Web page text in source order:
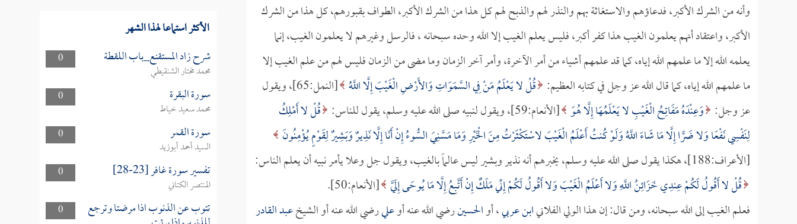
وأنه من الشرك الأكبر، فدعاؤهم والاستغاثة بهم والنذر لهم والذبح لهم كل هذا من الشرك الأكبر، الطواف بقبورهم، كل هذا من الشرك
الأكبر، واعتقاد أنهم يعلمون الغيب هذا كفر أكبر، فليس يعلم الغيب إلا الله وحده سبحانه ، فالرسل وغيرهم لا يعلمون الغيب، إنما
يعلمه الله إلا ما علمهم الله إياه، كما قد علمهم أشياء من أمر الآخرة، وأمر آخر الزمان وما مضى من الزمان فليس لهم من علم الغيب إلا
ما علمهم الله إياه، كما قال الله عز وجل في كتابه العظيم: قُلْ لا يَعْلَمُ مَنْ فِي السَّمَوَاتِ وَالأَرْضِ الْغَيْبَ إِلَّا اللَّهُ
[النمل:65]، ويقول
عز وجل: وَعِنْدَهُ مَفَاتِحُ الْغَيْبِ لا يَعْلَمُهَا إِلَّا هُوَ [الأنعام:59]، ويقول لنبيه صلى الله عليه وسلم، يقول للناس:
قُلْ لا أَمْلِكُ
لِنَفْسِي نَفْعًا وَلا ضَرًّا إِلَّا مَا شَاءَ اللَّهُ وَلَوْ كُنتُ أَعْلَمُ الْغَيْبَ لاسْتَكْثَرْتُ مِنَ الْخَيْرِ وَمَا مَسَّنِيَ السُّوءُ إِنْ أَنَا إِلَّا نَذِيرٌ وَبَشِيرٌ لِقَوْمٍ يُؤْمِنُونَ
[الأعراف:188]، هكذا يقول صلى الله عليه وسلم، يخبرهم أنه نذير وبشير ليس عالماً بالغيب، ويقول جل وعلا يأمر نبيه أن يعلم الناس:
قُلْ لا أَقُولُ لَكُمْ عِندِي خَزَائِنُ اللَّهِ وَلا أَعْلَمُ الْغَيْبَ وَلا أَقُولُ لَكُمْ إِنِّي مَلَكٌ إِنْ أَتَّبِعُ إِلَّا مَا يُوحَى إِلَيَّ [الأنعام:50].
فعلم الغيب إلى الله سبحانه، ومن قال: إن هذا الولي الفلانيابن عربي، أوالحسينرضي الله عنه أوعليرضي الله عنه أو الشيخعبد القادر
الأكثر استماعا لهذا الشهر
0 شرح زاد المستقنع_باب اللقطة
محمد مختار الشنقيطي
0
سورة البقرة
محمد سعيد خياط
0
سورة القمر
السيد أحمد أبوزيد
0
تفسير سورة غافر [23-28]
المنتصر الكتاني
0
تتوب عن الذنوب اذا مرضتا وترجع